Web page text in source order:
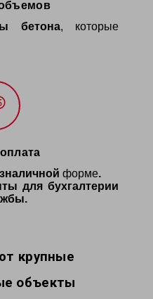
бетона, которые
форме.
для бухгалтерии
крупные
объекты